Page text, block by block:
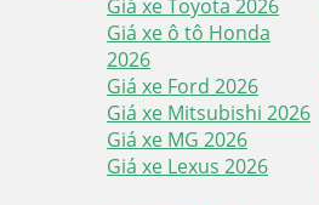
Giá xe Toyota 2026
Giá xe ô tô Honda
2026
Giá xe Ford 2026
Giá xe Mitsubishi 2026
Giá xe MG 2026
Giá xe Lexus 2026